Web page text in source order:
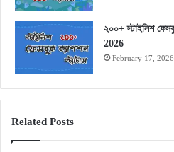
২০০+ স্টাইলিশ
2026
February 17, 2026
Related Posts